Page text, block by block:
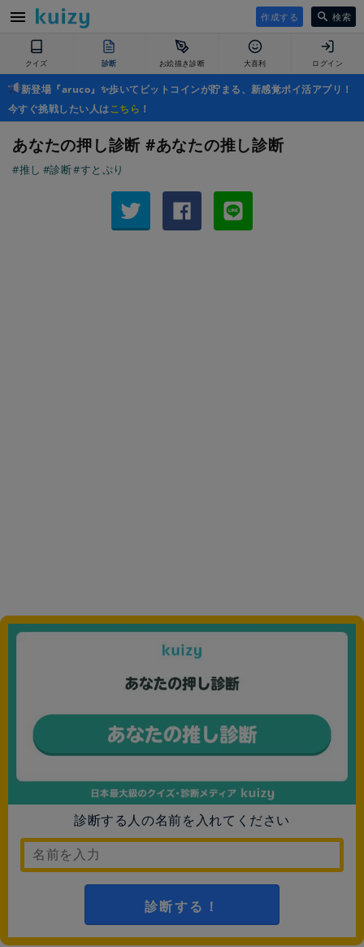
作成する 検索
クイズ 診断 お絵描き診断 大喜利 ログイン
新登場『aruco』✨歩いてビットコインが貯まる、新感覚ポイ活アプリ！
今すぐ挑戦したい人はこちら ！
あなたの押し診断 #あなたの推し診断
#推し #診断#すとぷり
診断する人の名前を入れてください
診断する！